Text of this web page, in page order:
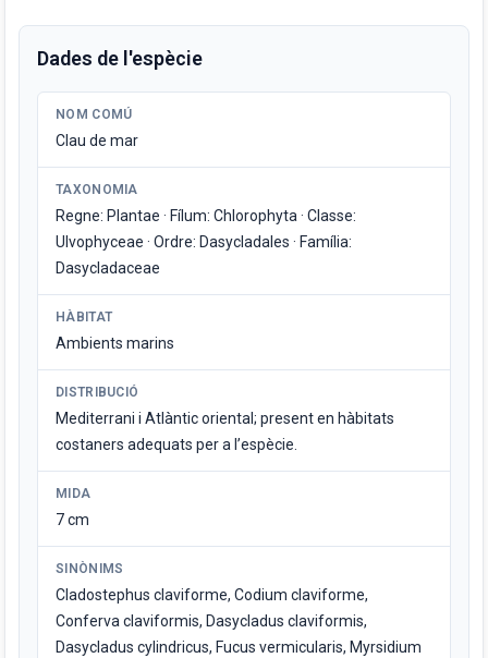
Dades de l'espècie
NOM COMÚ
Clau de mar
TAXONOMIA
Regne: Plantae · Fílum: Chlorophyta · Classe:
Ulvophyceae · Ordre: Dasycladales · Família:
Dasycladaceae
HÀBITAT
Ambients marins
DISTRIBUCIÓ
Mediterrani i Atlàntic oriental; present en hàbitats
costaners adequats per a l’espècie.
MIDA
7 cm
SINÒNIMS
Cladostephus claviforme, Codium claviforme,
Conferva claviformis, Dasycladus claviformis,
Dasycladus cylindricus, Fucus vermicularis, Myrsidium